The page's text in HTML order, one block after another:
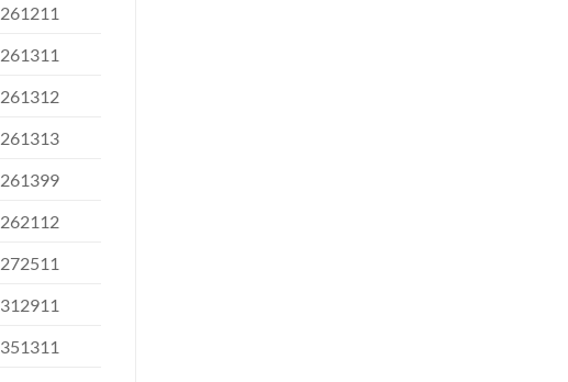
261211
261311
261312
261313
261399
262112
272511
312911
351311